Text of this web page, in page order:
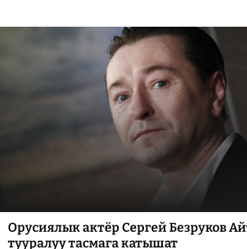
Орусиялык актёр Сергей Безруков
тууралуу тасмага катышат